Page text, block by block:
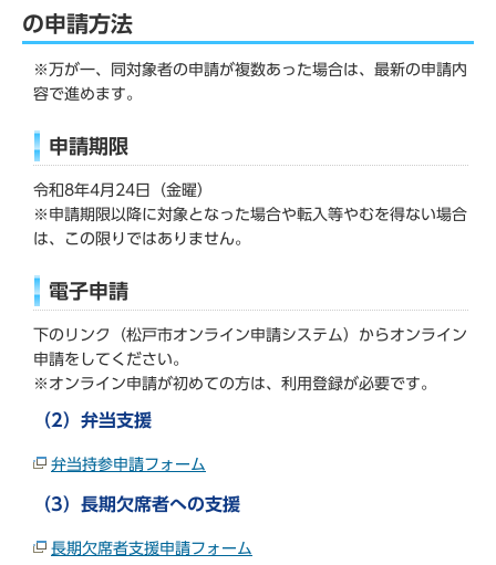
の申請方法
※万が一、同対象者の申請が複数あった場合は、最新の申請内
容で進めます。
申請期限
令和8年4月24日（金曜）
※申請期限以降に対象となった場合や転入等やむを得ない場合
は、この限りではありません。
電子申請
下のリンク（松戸市オンライン申請システム）からオンライン
申請をしてください。
※オンライン申請が初めての方は、利用登録が必要です。
（2）弁当支援
弁当持参申請フォーム
（3）長期欠席者への支援
長期欠席者支援申請フォーム